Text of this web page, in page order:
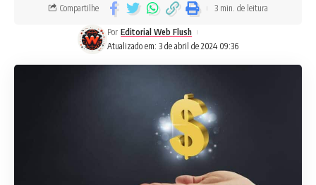
Atualizado em: 3 de abril de 2024 09:36
Por Editorial Web Flush
Compartilhe 3 min. de leitura